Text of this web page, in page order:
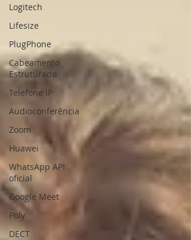
Logitech
Lifesize
PlugPhone
Cabeamento
Estruturado
Telefone IP
Audioconferência
Zoom
Huawei
WhatsApp API
oficial
Google Meet
Poly
DECT